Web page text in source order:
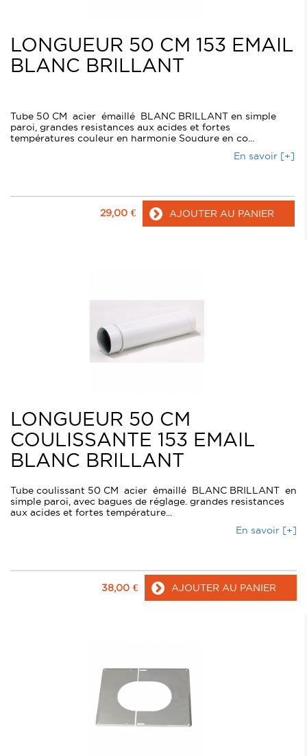
LONGUEUR 50 CM 153 EMAIL
BLANC BRILLANT
Tube 50 CM acier émaillé BLANC BRILLANT en simple
paroi, grandes resistances aux acides et fortes
températures couleur en harmonie Soudure en co...
En savoir [+]
29,00 € AJOUTER AU PANIER
LONGUEUR 50 CM
COULISSANTE 153 EMAIL
BLANC BRILLANT
Tube coulissant 50 CM acier émaillé BLANC BRILLANT en
simple paroi, avec bagues de réglage. grandes resistances
aux acides et fortes température...
En savoir [+]
38,00 € AJOUTER AU PANIER